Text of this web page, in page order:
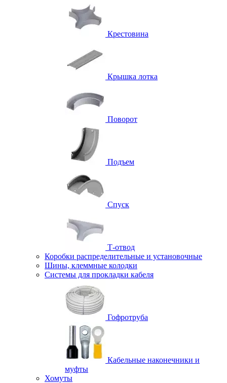
Крестовина
Крышка лотка
Поворот
Подъем
Спуск
Т-отвод
Коробки распределительные и установочные
Шины, клеммные колодки
Системы для прокладки кабеля
Гофротруба
Кабельные наконечники и
муфты
Хомуты